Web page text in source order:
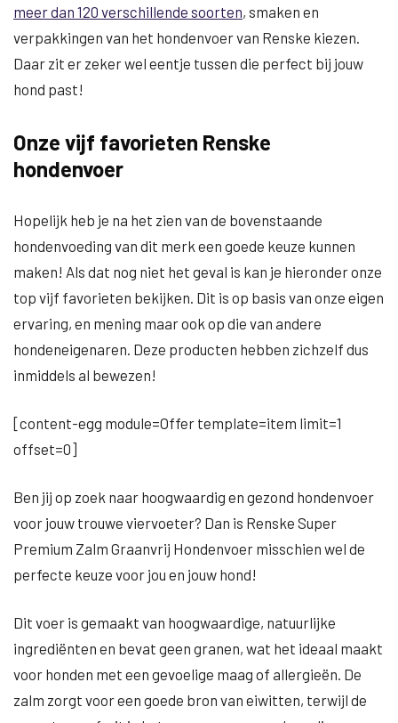
meer dan 120 verschillende soorten, smaken en
verpakkingen van het hondenvoer van Renske kiezen.
Daar zit er zeker wel eentje tussen die perfect bij jouw
hond past!
Onze vijf favorieten Renske
hondenvoer
Hopelijk heb je na het zien van de bovenstaande
hondenvoeding van dit merk een goede keuze kunnen
maken! Als dat nog niet het geval is kan je hieronder onze
top vijf favorieten bekijken. Dit is op basis van onze eigen
ervaring, en mening maar ook op die van andere
hondeneigenaren. Deze producten hebben zichzelf dus
inmiddels al bewezen!
[content-egg module=Offer template=item limit=1
offset=0]
Ben jij op zoek naar hoogwaardig en gezond hondenvoer
voor jouw trouwe viervoeter? Dan is Renske Super
Premium Zalm Graanvrij Hondenvoer misschien wel de
perfecte keuze voor jou en jouw hond!
Dit voer is gemaakt van hoogwaardige, natuurlijke
ingrediënten en bevat geen granen, wat het ideaal maakt
voor honden met een gevoelige maag of allergieën. De
zalm zorgt voor een goede bron van eiwitten, terwijl de